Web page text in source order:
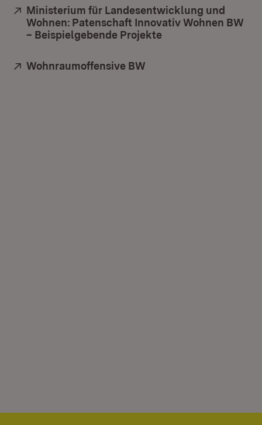
Extern:
Ministerium für Landesentwicklung und
Wohnen: Patenschaft Innovativ Wohnen BW
– Beispielgebende Projekte
Extern:
Wohnraumoffensive BW